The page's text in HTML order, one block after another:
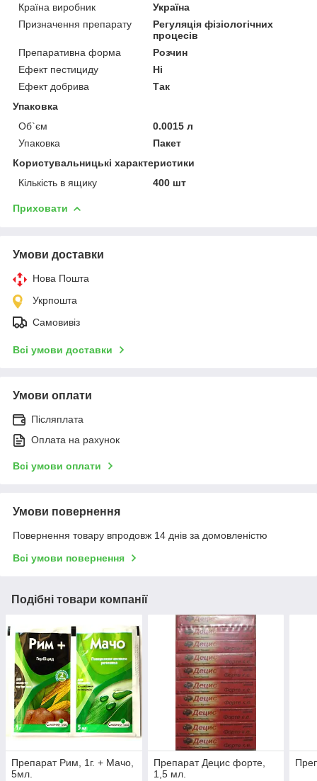
Країна виробник
Україна
Призначення препарату
Регуляція фізіологічних
процесів
Препаративна форма
Розчин
Ефект пестициду
Ні
Ефект добрива
Так
Упаковка
Об`єм
0.0015 л
Упаковка
Пакет
Користувальницькі характеристики
Кількість в ящику
400 шт
Приховати
Умови доставки
Нова Пошта
Укрпошта
Самовивіз
Всі умови доставки
Умови оплати
Післяплата
Оплата на рахунок
Всі умови оплати
Умови повернення
Повернення товару впродовж 14 днів за домовленістю
Всі умови повернення
Подібні товари компанії
Препарат Рим, 1г. + Мачо,
5мл.
Препарат Децис форте,
1,5 мл.